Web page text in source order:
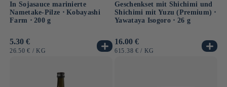
In Sojasauce marinierte
Nametake-Pilze ⋅ Kobayashi
Farm ⋅ 200 g
Normaler
Preis
5.30 €
GRUNDPREIS
26.50 € / PRO
KG
Geschenkset mit Shichimi und
Shichimi mit Yuzu (Premium) ⋅
Yawataya Isogoro ⋅ 26 g
Normaler
Preis
16.00 €
GRUNDPREIS
615.38 € / PRO
KG